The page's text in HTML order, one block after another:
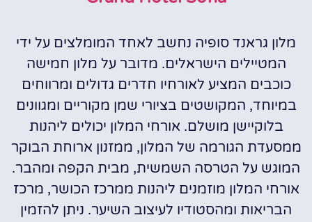
מלון גראנד סופיה נחשב לאחד המומלצים על ידי
המטיילים הישראלים. מדובר על מלון חמישה
כוכבים המציע לאורחיו חדרים גדולים ומרווחים
במיוחד, המקושטים בציורי שמן מקוריים ומגוונים
בלוקיישן מושלם. אורחי המלון יכולים ליהנות
ממסעדת הגורמה של המלון, ממזנון ארוחת הבוקר
המוגש על הטרסה השמשית, מבית הקפה ומהבר.
אורחי המלון מוזמנים ליהנות ממרכז הכושר, מרכז
הבריאות ומהסטודיו לעיצוב השיער. ניתן להזמין